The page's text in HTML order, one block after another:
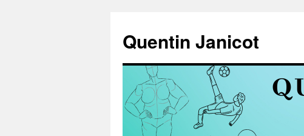
contenu
Quentin Janicot